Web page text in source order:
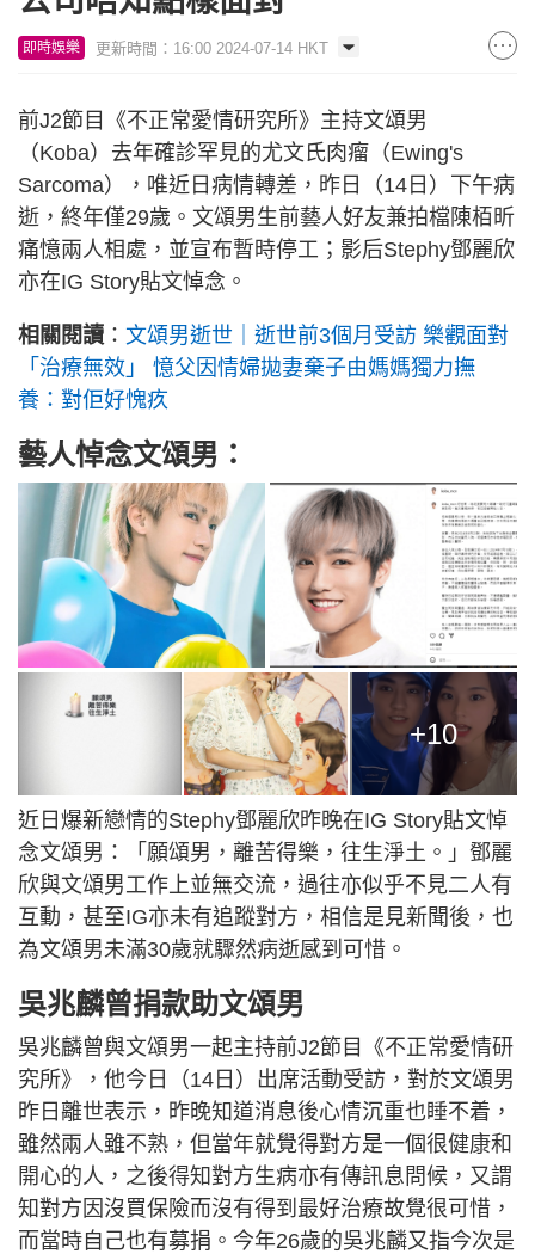
即時娛樂 更新時間：16:00 2024-07-14 HKT
前J2節目《不正常愛情研究所》主持文頌男
（Koba）去年確診罕見的尤文氏肉瘤（Ewing's
Sarcoma），唯近日病情轉差，昨日（14日）下午病
逝，終年僅29歲。文頌男生前藝人好友兼拍檔陳栢昕
痛憶兩人相處，並宣布暫時停工；影后Stephy鄧麗欣
亦在IG Story貼文悼念。
相關閱讀 ： 文頌男逝世｜逝世前3個月受訪 樂觀面對
「治療無效」 憶父因情婦拋妻棄子由媽媽獨力撫
養：對佢好愧疚
藝人悼念文頌男：
+10
近日爆新戀情的Stephy鄧麗欣昨晚在IG Story貼文悼
念文頌男：「願頌男，離苦得樂，往生淨土。」鄧麗
欣與文頌男工作上並無交流，過往亦似乎不見二人有
互動，甚至IG亦未有追蹤對方，相信是見新聞後，也
為文頌男未滿30歲就驟然病逝感到可惜。
吳兆麟曾捐款助文頌男
吳兆麟曾與文頌男一起主持前J2節目《不正常愛情研
究所》，他今日（14日）出席活動受訪，對於文頌男
昨日離世表示，昨晚知道消息後心情沉重也睡不着，
雖然兩人雖不熟，但當年就覺得對方是一個很健康和
開心的人，之後得知對方生病亦有傳訊息問候，又謂
知對方因沒買保險而沒有得到最好治療故覺很可惜，
而當時自己也有募捐。今年26歲的吳兆麟又指今次是